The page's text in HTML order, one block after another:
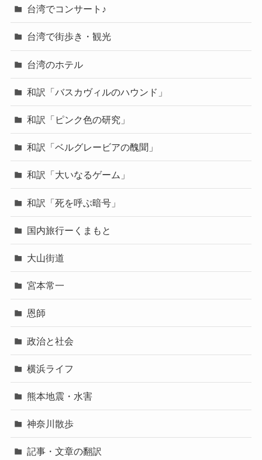
台湾でコンサート♪
台湾で街歩き・観光
台湾のホテル
和訳「バスカヴィルのハウンド」
和訳「ピンク色の研究」
和訳「ベルグレービアの醜聞」
和訳「大いなるゲーム」
和訳「死を呼ぶ暗号」
国内旅行ーくまもと
大山街道
宮本常一
恩師
政治と社会
横浜ライフ
熊本地震・水害
神奈川散歩
記事・文章の翻訳